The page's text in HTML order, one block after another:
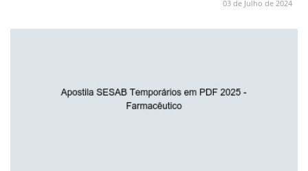
03 de Julho de 2024